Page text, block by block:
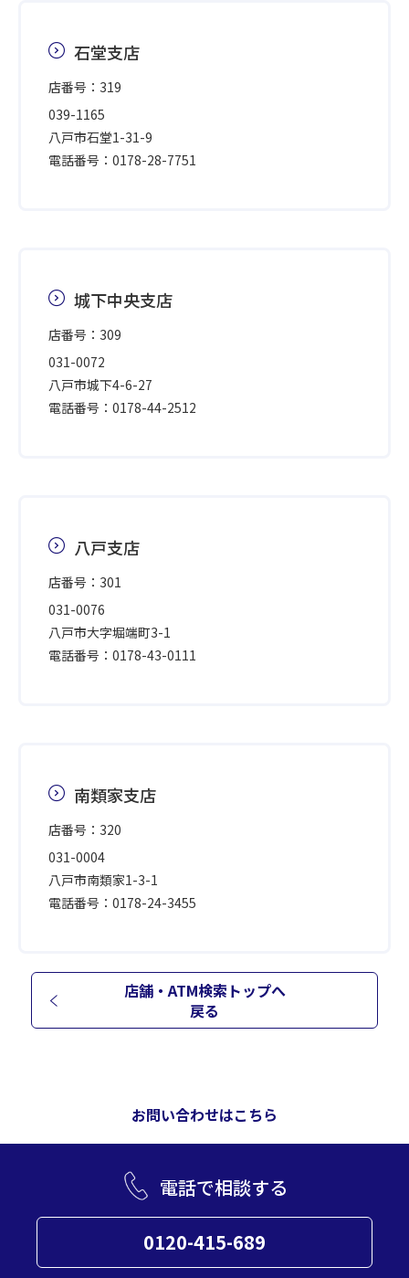
石堂支店
店番号：319
039-1165
八戸市石堂1-31-9
電話番号：0178-28-7751
城下中央支店
店番号：309
031-0072
八戸市城下4-6-27
電話番号：0178-44-2512
八戸支店
店番号：301
031-0076
八戸市大字堀端町3-1
電話番号：0178-43-0111
南類家支店
店番号：320
031-0004
八戸市南類家1-3-1
電話番号：0178-24-3455
店舗・ATM検索トップへ
戻る
お問い合わせはこちら
電話で相談する
0120-415-689